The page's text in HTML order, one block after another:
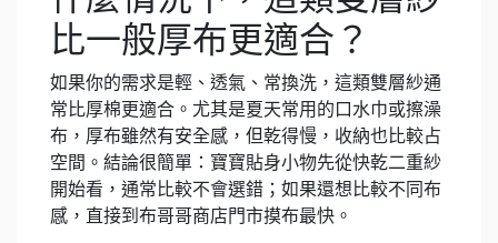
比一般厚布更適合？
如果你的需求是輕、透氣、常換洗，這類雙層紗通
常比厚棉更適合。尤其是夏天常用的口水巾或擦澡
布，厚布雖然有安全感，但乾得慢，收納也比較占
空間。結論很簡單：寶寶貼身小物先從快乾二重紗
開始看，通常比較不會選錯；如果還想比較不同布
感，直接到布哥哥商店門市摸布最快。